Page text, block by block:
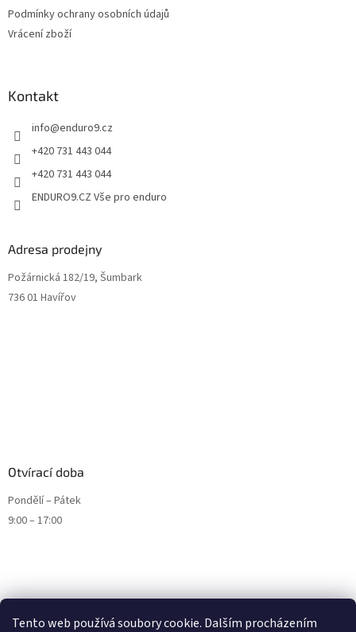
Tento web používá soubory cookie. Dalším procházením
Podmínky ochrany osobních údajů
Vrácení zboží
Kontakt
info@enduro9.cz
+420 731 443 044
+420 731 443 044
ENDURO9.CZ Vše pro enduro
Adresa prodejny
Požárnická 182/19, Šumbark
736 01 Havířov
Otvírací doba
Pondělí – Pátek
9:00 – 17:00